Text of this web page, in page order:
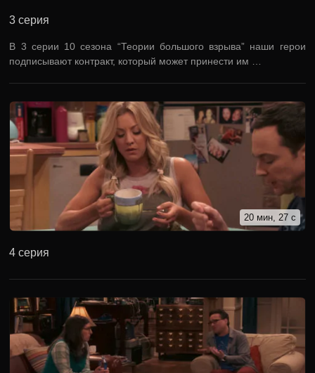
3 серия
В 3 серии 10 сезона “Теории большого взрыва” наши герои
подписывают контракт, который может принести им …
20 мин, 27 с
4 серия